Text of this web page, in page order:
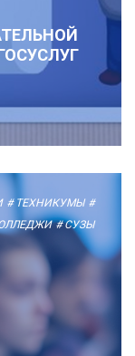
# ТЕХНИКУМЫ #
# СУЗЫ